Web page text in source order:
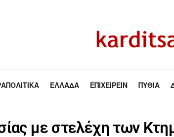
ΕΛΛΆΔΑ ΕΠΙΧΕΙΡΕΊΝ ΠΥΘΊΑ
με στελέχη των